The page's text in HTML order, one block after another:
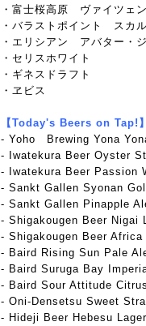
・富士桜高原 ヴァイツェン
・バラストポイント スカ
・エリシアン アバター・
・セリスホワイト
・ギネスドラフト
・ヱビス
【Today's Beers on Tap!】
- Yoho Brewing Yona
- Iwatekura Beer Oyster
- Iwatekura Beer Passion
- Sankt Gallen Syonan
- Sankt Gallen Pinapple
- Shigakougen Beer Nigai
- Shigakougen Beer Africa
- Baird Rising Sun Pale
- Baird Suruga Bay
- Baird Sour Attitude
- Oni-Densetsu Sweet
- Hideji Beer Hebesu Lager